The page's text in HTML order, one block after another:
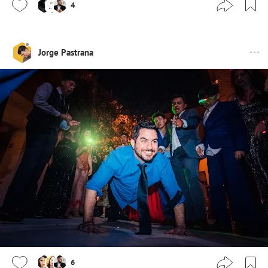
4
Jorge Pastrana
6